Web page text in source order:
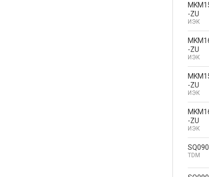
-ZU
ИЭК
-ZU
ИЭК
-ZU
ИЭК
-ZU
ИЭК
TDM